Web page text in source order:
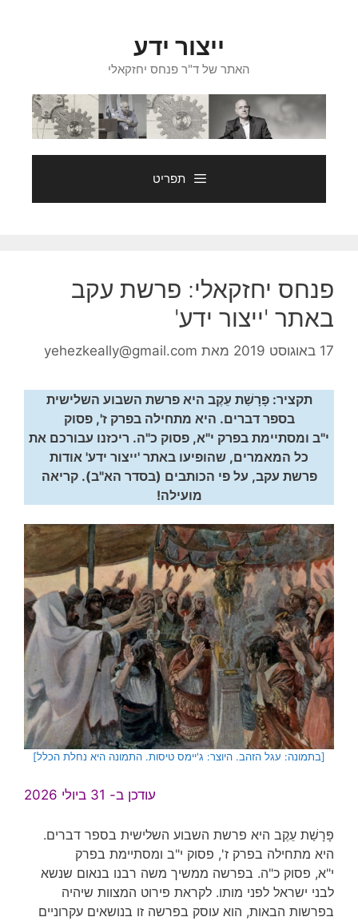
ייצור ידע
האתר של ד"ר פנחס יחזקאלי
תפריט
פנחס יחזקאלי: פרשת עקב
באתר 'ייצור ידע'
17 באוגוסט 2019 מאת yehezkeally@gmail.com
תקציר: פָּרָשַׁת עֵקֶב היא פרשת השבוע השלישית
בספר דברים. היא מתחילה בפרק ז', פסוק
י"ב ומסתיימת בפרק י"א, פסוק כ"ה. ריכזנו עבורכם את
כל המאמרים, שהופיעו באתר 'ייצור ידע' אודות
פרשת עקב, על פי הכותבים (בסדר הא"ב). קריאה
מועילה!
[בתמונה: עגל הזהב. היוצר: ג'יימס טיסות. התמונה היא נחלת הכלל]
עודכן ב- 31 ביולי 2026
פָּרָשַׁת עֵקֶב היא פרשת השבוע השלישית בספר דברים.
היא מתחילה בפרק ז', פסוק י"ב ומסתיימת בפרק
י"א, פסוק כ"ה. בפרשה ממשיך משה רבנו בנאום שנשא
לבני ישראל לפני מותו. לקראת פירוט המצוות שיהיה
בפרשות הבאות, הוא עוסק בפרשה זו בנושאים עקרוניים